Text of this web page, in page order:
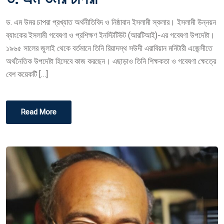
E
D
O
N
ড. এম উমর চাপরা প্রখ্যাত অর্থনীতিবিদ ও নিষ্ঠাবান ইসলামী স্কলার। ইসলামী উন্নয়ন
ব্যাংকের ইসলামী গবেষণা ও প্রশিক্ষণ ইনস্টিটিউট (আরটিআই)-এর গবেষণা উপদেষ্টা।
১৯৬৫ সালের জুলাই থেকে বর্তমানে তিনি রিয়াদস্থ সউদী এরাবিয়ান মনিটারী এজেন্সীতে
অর্থনৈতিক উপদেষ্টা হিসেবে কাজ করছেন। এছাড়াও তিনি শিক্ষকতা ও গবেষণা ক্ষেত্রে
বেশ কয়েকটি […]
Read More